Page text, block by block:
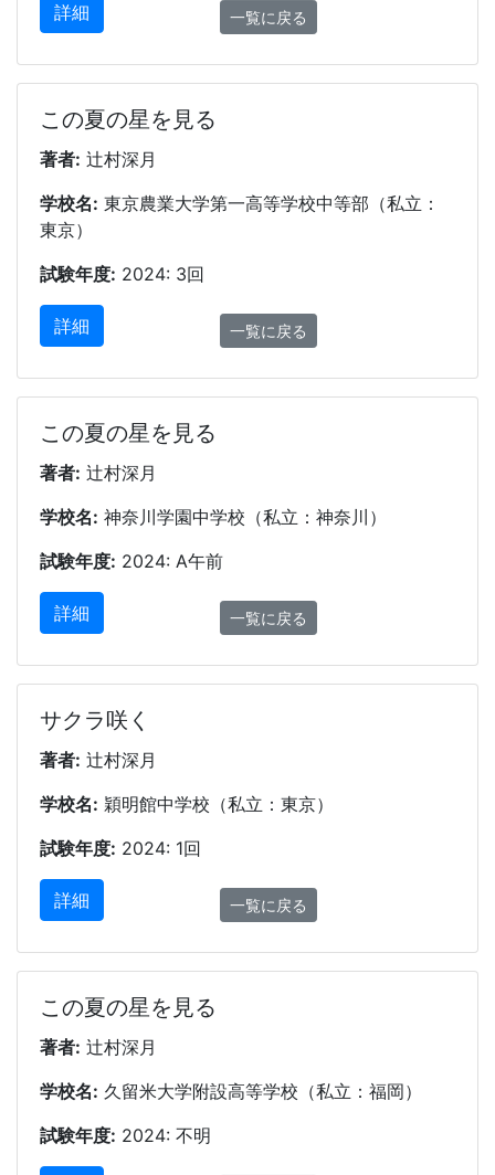
詳細 一覧に戻る
この夏の星を見る
著者: 辻村深月
学校名: 東京農業大学第一高等学校中等部（私立：
東京）
試験年度: 2024: 3回
詳細 一覧に戻る
この夏の星を見る
著者: 辻村深月
学校名: 神奈川学園中学校（私立：神奈川）
試験年度: 2024: A午前
詳細 一覧に戻る
サクラ咲く
著者: 辻村深月
学校名: 穎明館中学校（私立：東京）
試験年度: 2024: 1回
詳細 一覧に戻る
この夏の星を見る
著者: 辻村深月
学校名: 久留米大学附設高等学校（私立：福岡）
試験年度: 2024: 不明